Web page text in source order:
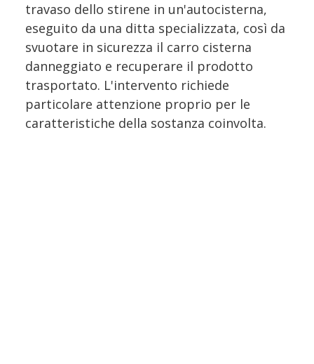
travaso dello stirene in un'autocisterna,
eseguito da una ditta specializzata, così da
svuotare in sicurezza il carro cisterna
danneggiato e recuperare il prodotto
trasportato. L'intervento richiede
particolare attenzione proprio per le
caratteristiche della sostanza coinvolta.